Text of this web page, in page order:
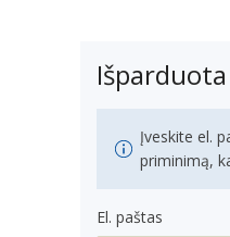
Išparduota
Įveskite el.
priminimą,
El. paštas